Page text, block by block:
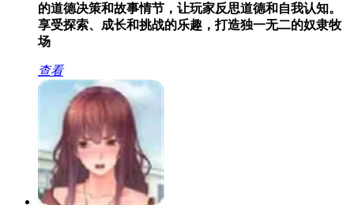
的道德决策和故事情节，让玩家反思道德和自我认知。
享受探索、成长和挑战的乐趣，打造独一无二的奴隶牧
场
查看